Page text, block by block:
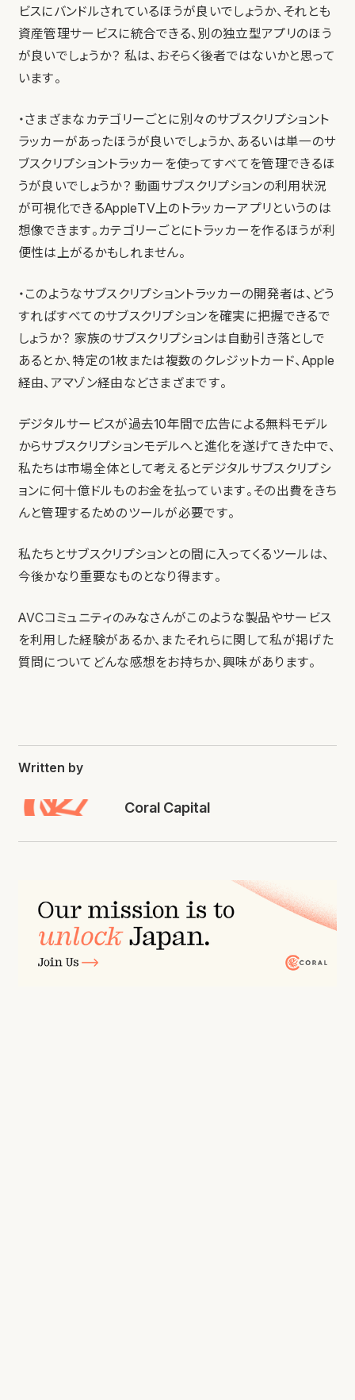
ビスにバンドルされているほうが良いでしょうか、それとも
資産管理サービスに統合できる、別の独立型アプリのほう
が良いでしょうか？ 私は、おそらく後者ではないかと思って
います。
・さまざまなカテゴリーごとに別々のサブスクリプショント
ラッカーがあったほうが良いでしょうか、あるいは単一のサ
ブスクリプショントラッカーを使ってすべてを管理できるほ
うが良いでしょうか？ 動画サブスクリプションの利用状況
が可視化できるAppleTV上のトラッカーアプリというのは
想像できます。カテゴリーごとにトラッカーを作るほうが利
便性は上がるかもしれません。
・このようなサブスクリプショントラッカーの開発者は、どう
すればすべてのサブスクリプションを確実に把握できるで
しょうか？ 家族のサブスクリプションは自動引き落としで
あるとか、特定の1枚または複数のクレジットカード、Apple
経由、アマゾン経由などさまざまです。
デジタルサービスが過去10年間で広告による無料モデル
からサブスクリプションモデルへと進化を遂げてきた中で、
私たちは市場全体として考えるとデジタルサブスクリプシ
ョンに何十億ドルものお金を払っています。その出費をきち
んと管理するためのツールが必要です。
私たちとサブスクリプションとの間に入ってくるツールは、
今後かなり重要なものとなり得ます。
AVCコミュニティのみなさんがこのような製品やサービス
を利用した経験があるか、またそれらに関して私が掲げた
質問についてどんな感想をお持ちか、興味があります。
Written by
Coral Capital